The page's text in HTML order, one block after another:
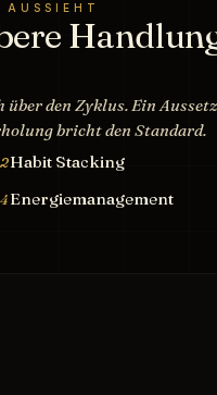
den Zyklus. Ein
bricht den Standard.
Habit Stacking
Energiemanagement